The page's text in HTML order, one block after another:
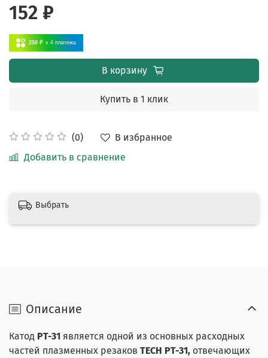
(0)
В избранное
Добавить в сравнение
152 ₽
250 ₽ x 4 платежа
В корзину
Купить в 1 клик
Выбрать
Описание
Катод PT-31 является одной из основных расходных
частей плазменных резаков TECH PT-31, отвечающих